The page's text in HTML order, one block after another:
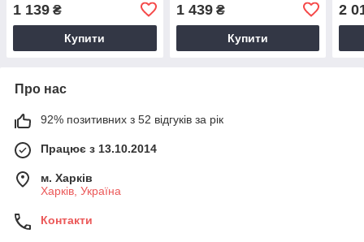
1 139 ₴
Купити
1 439₴
Купити
2
Про нас
92% позитивних з 52 відгуків за рік
Працює з 13.10.2014
м. Харків
Харків, Україна
Контакти